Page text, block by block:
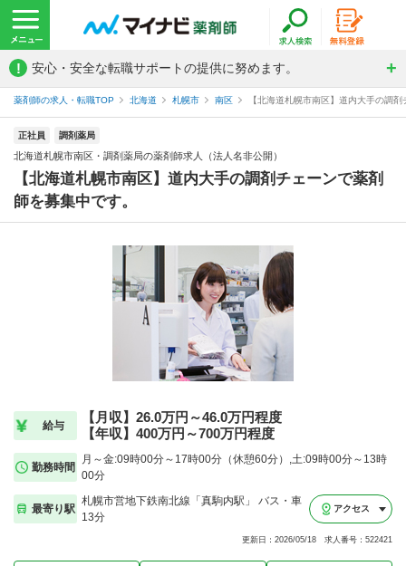
! 安心・安全な転職サポートの提供に努めます。
薬剤師の求人・転職TOP 北海道 札幌市 南区 【北海道札幌市南区】道内大手の調
正社員 調剤薬局
北海道札幌市南区・調剤薬局の薬剤師求人（法人名非公開）
【北海道札幌市南区】道内大手の調剤チェーンで薬剤
師を募集中です。
給与
【月収】26.0万円～46.0万円程度
【年収】400万円～700万円程度
勤務時間
月～金:09時00分～17時00分（休憩60分）,土:09時00分～13時
00分
最寄り駅
札幌市営地下鉄南北線「真駒内駅」 バス・車
13分
アクセス
更新日：2026/05/18 求人番号：522421